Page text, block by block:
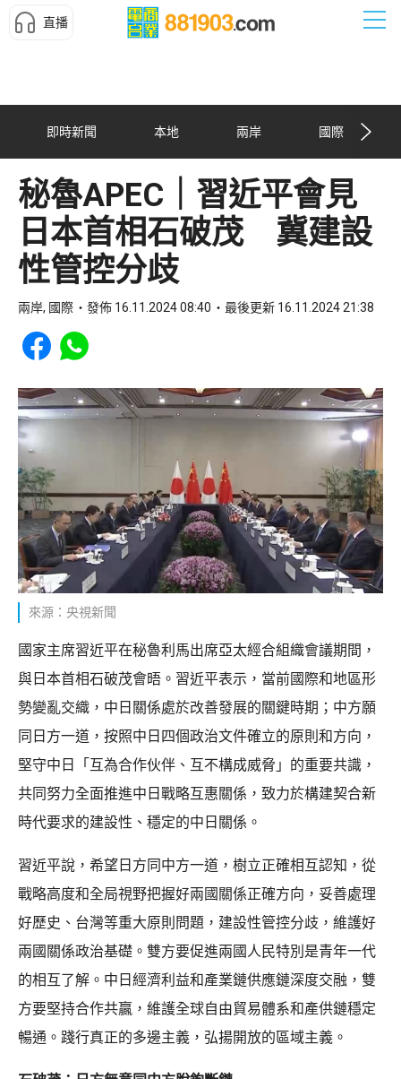
直播
即時新聞 本地 兩岸 國際
秘魯APEC｜習近平會見
日本首相石破茂 冀建設
性管控分歧
兩岸, 國際 發佈 16.11.2024 08:40 最後更新 16.11.2024 21:38
Share to Facebook
Share to WhatsApp
來源：央視新聞
國家主席習近平在秘魯利馬出席亞太經合組織會議期間，
與日本首相石破茂會晤。習近平表示，當前國際和地區形
勢變亂交織，中日關係處於改善發展的關鍵時期；中方願
同日方一道，按照中日四個政治文件確立的原則和方向，
堅守中日「互為合作伙伴、互不構成威脅」的重要共識，
共同努力全面推進中日戰略互惠關係，致力於構建契合新
時代要求的建設性、穩定的中日關係。
習近平說，希望日方同中方一道，樹立正確相互認知，從
戰略高度和全局視野把握好兩國關係正確方向，妥善處理
好歷史、台灣等重大原則問題，建設性管控分歧，維護好
兩國關係政治基礎。雙方要促進兩國人民特別是青年一代
的相互了解。中日經濟利益和產業鏈供應鏈深度交融，雙
方要堅持合作共贏，維護全球自由貿易體系和產供鏈穩定
暢通。踐行真正的多邊主義，弘揚開放的區域主義。